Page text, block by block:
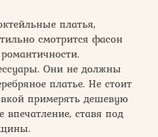
платья,
смотрится фасон
Они не должны
платье. Не стоит
примерять дешевую
ставя под